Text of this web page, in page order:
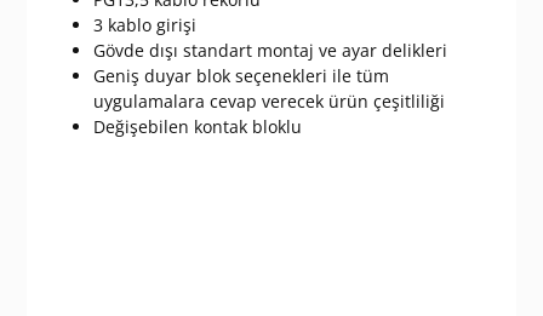
adet
3 kablo girişi
Gövde dışı standart montaj ve ayar delikleri
Geniş duyar blok seçenekleri ile tüm
uygulamalara cevap verecek ürün çeşitliliği
Değişebilen kontak bloklu